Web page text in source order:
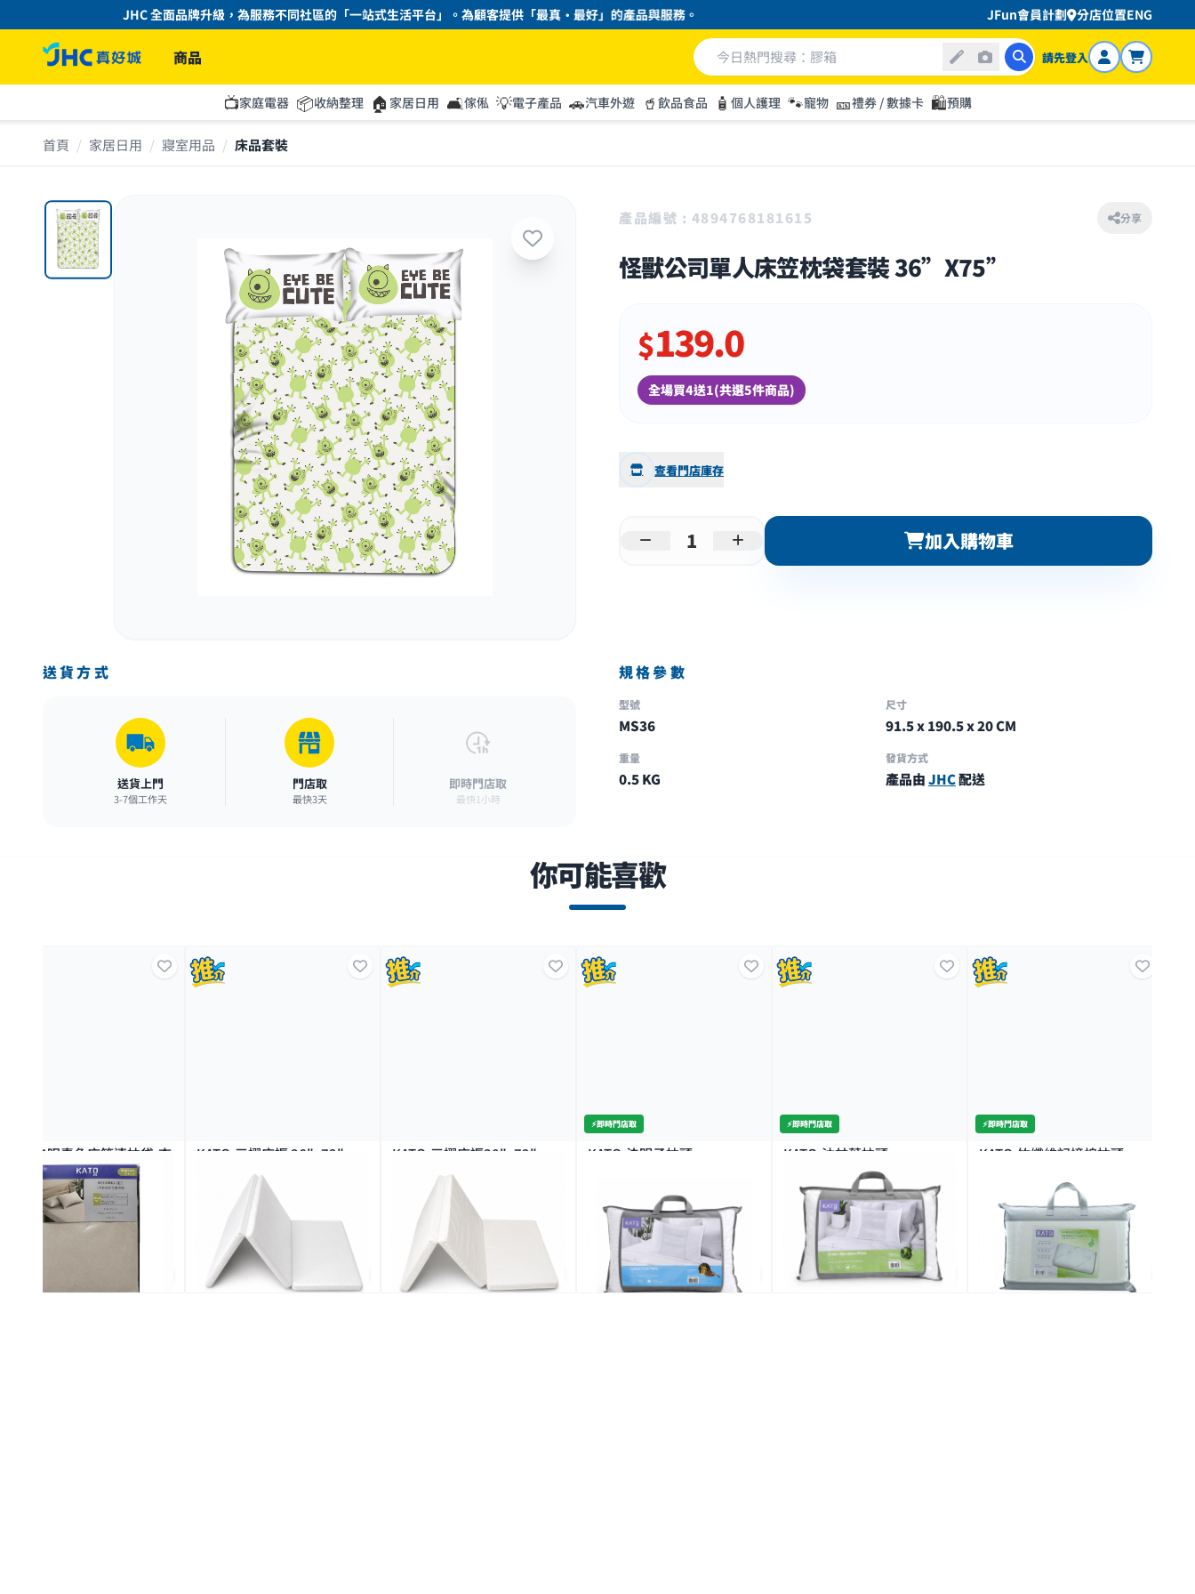
JHC 全面品牌升級，為服務不同社區的「一站式生活平台」。為顧客提供「最真・最好」的產品與服務。 JFun會員計劃 分店位置ENG
商品 請先登入
📺家庭電器 📦收納整理 🏠 家居日用 🛋️傢俬 💡電子產品 🚗汽車外遊 🥤 飲品食品 🧴 個人護理 🐾寵物 🎫禮券 / 數據卡 🛍️預購
首頁 / 家居日用 / 寢室用品 / 床品套裝
產品編號 : 4894768181615 分享
怪獸公司單人床笠枕袋套裝 36”X75”
$139.0
全場買4送1(共選5件商品)
查看門店庫存
加入購物車
送貨方式
送貨上門
3-7個工作天
門店取
最快3天
即時門店取
最快1小時
規格參數
型號
MS36
尺寸
91.5 x 190.5 x 20 CM
重量
0.5 KG
發貨方式
產品由JHC配送
你可能喜歡
三摺床褥 36"x72" KATO-三摺床褥30"x72"
$269.0
全場買4送1(共選5件商品)
KATO-決明子枕頭
$119.0
全場買4送1(共選5件商品)
⚡️即時門店取
KATO-油甘葉枕頭
$119.0
全場買4送1(共選5件商品)
⚡️即時門店取
KATO-竹纖維記憶棉枕頭
$88.0 $99.9
全場買4送1(共選5件商品)
KATO-舒適單人印花冷氣被
$88.0 $109.0
全場買4送1(共選5件商品)